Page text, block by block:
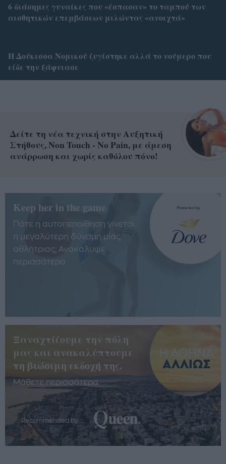
6 διάσημες γυναίκες που «έσπασαν» το ταμπού των
αισθητικών επεμβάσεων μιλώντας «ανοιχτά»
Η Δούκισσα Νομικού ζυγίστηκε αλλά το νούμερο που
είδε την ξάφνιασε
Δείτε τη νέα τεχνική στην Αυξητική
Στήθους, Non Touch - No Pain, με άμεση
ανάρρωση και χωρίς καθόλου πόνο!
Keep her in the game
Πότε η αυτοπεποίθηση γίνεται
η μεγαλύτερη δύναμη μίας
αθλήτριας; Ανακάλυψε
περισσότερα
Ξαναχτίζουμε την πόλη
μας και ανακαλύπτουμε
τη βιώσιμη εκδοχή της.
Μάθετε περισσότερα
Recommended by